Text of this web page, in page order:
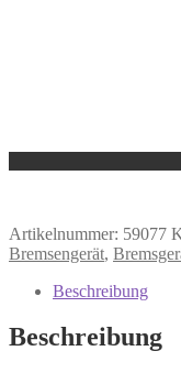
Artikelnummer: 59077
Bremsengerät,
Beschreibung
Beschreibung